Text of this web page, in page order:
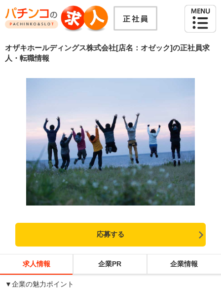
オザキホールディングス株式会社[店名：オゼック]の正社員求
人・転職情報
応募する
求人情報 企業PR 企業情報
▼企業の魅力ポイント